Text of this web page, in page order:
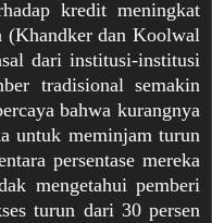
kredit meningkat
(Khandker dan Koolwal
dari institusi-institusi
tradisional semakin
bahwa kurangnya
untuk meminjam turun
persentase mereka
mengetahui pemberi
turun dari 30 persen